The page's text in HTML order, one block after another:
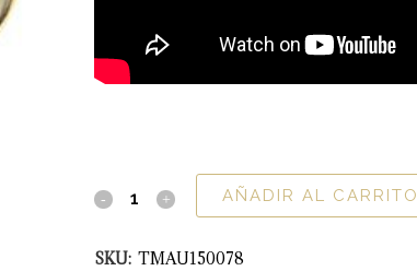
AÑADIR AL CARRITO
SKU: TMAU150078